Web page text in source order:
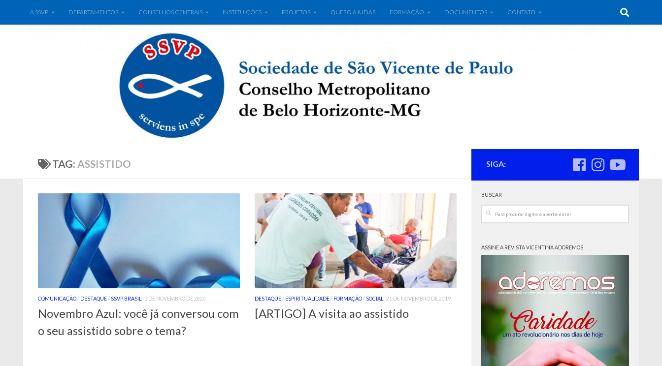
A SSVP DEPARTAMENTOS CONSELHOS CENTRAIS INSTITUIÇÕES PROJETOS QUERO AJUDAR FORMAÇÃO DOCUMENTOS CONTATO
TAG: ASSISTIDO
COMUNICAÇÃO/ DESTAQUE/ SSVP BRASIL 3 DE NOVEMBRO DE 2020
Novembro Azul: você já conversou com
o seu assistido sobre o tema?
DESTAQUE/ ESPIRITUALIDADE/ FORMAÇÃO/ SOCIAL 21 DE NOVEMBRO DE 2019
[ARTIGO] A visita ao assistido
SIGA:
BUSCAR
ASSINE A REVISTA VICENTINA ADOREMOS